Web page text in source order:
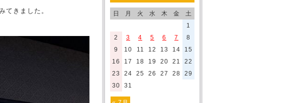
てきました。
日 月 火 水 木 金 土
1
2
3 4 5 6 7
8
9
10 11 12 13 14
15
16
17 18 19 20 21
22
23
24 25 26 27 28
29
30
31